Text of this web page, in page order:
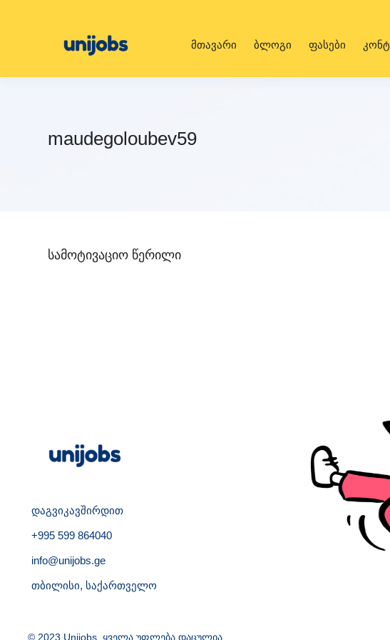
მთავარი ბლოგი ფასები
maudegoloubev59
სამოტივაციო წერილი
დაგვიკავშირდით
+995 599 864040
info@unijobs.ge
თბილისი, საქართველო
© 2023 Unijobs. ყველა უფლება დაცულია.